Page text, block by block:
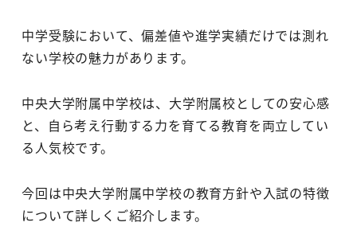
中学受験において、偏差値や進学実績だけでは測れ
ない学校の魅力があります。
中央大学附属中学校は、大学附属校としての安心感
と、自ら考え行動する力を育てる教育を両立してい
る人気校です。
今回は中央大学附属中学校の教育方針や入試の特徴
について詳しくご紹介します。